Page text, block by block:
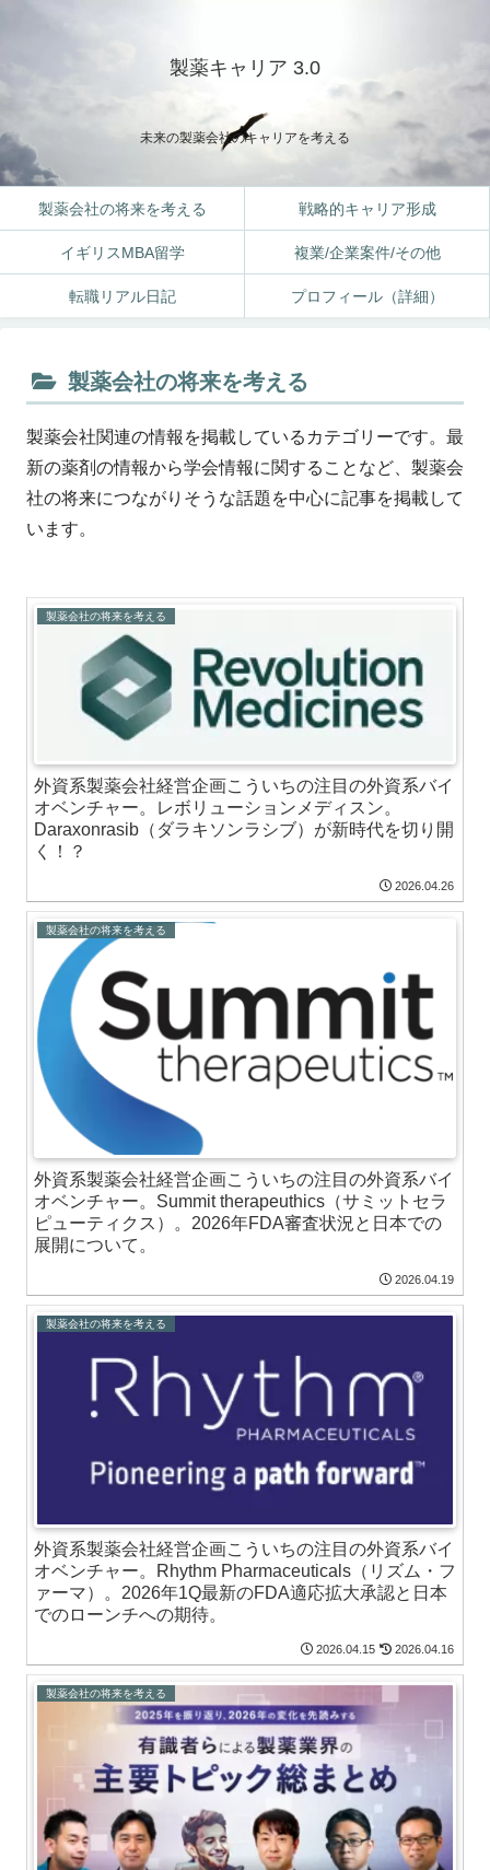
製薬キャリア 3.0
未来の製薬会社のキャリアを考える
製薬会社の将来を考える 戦略的キャリア形成
イギリスMBA留学 複業/企業案件/その他
転職リアル日記 プロフィール（詳細）
製薬会社の将来を考える
製薬会社関連の情報を掲載しているカテゴリーです。最
新の薬剤の情報から学会情報に関することなど、製薬会
社の将来につながりそうな話題を中心に記事を掲載して
います。
製薬会社の将来を考える
外資系製薬会社経営企画こういちの注目の外資系バイ
オベンチャー。レボリューションメディスン。
Daraxonrasib（ダラキソンラシブ）が新時代を切り開
く！？
2026.04.26
製薬会社の将来を考える
外資系製薬会社経営企画こういちの注目の外資系バイ
オベンチャー。Summit therapeuthics（サミットセラ
ピューティクス）。2026年FDA審査状況と日本での
展開について。
2026.04.19
製薬会社の将来を考える
外資系製薬会社経営企画こういちの注目の外資系バイ
オベンチャー。Rhythm Pharmaceuticals（リズム・フ
ァーマ）。2026年1Q最新のFDA適応拡大承認と日本
でのローンチへの期待。
2026.04.15 2026.04.16
製薬会社の将来を考える